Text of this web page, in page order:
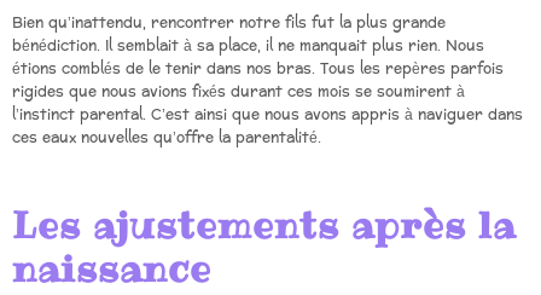
Bien qu’inattendu, rencontrer notre fils fut la plus grande
bénédiction. Il semblait à sa place, il ne manquait plus rien. Nous
étions comblés de le tenir dans nos bras. Tous les repères parfois
rigides que nous avions fixés durant ces mois se soumirent à
l’instinct parental. C’est ainsi que nous avons appris à naviguer dans
ces eaux nouvelles qu’offre la parentalité.
Les ajustements après la
naissance